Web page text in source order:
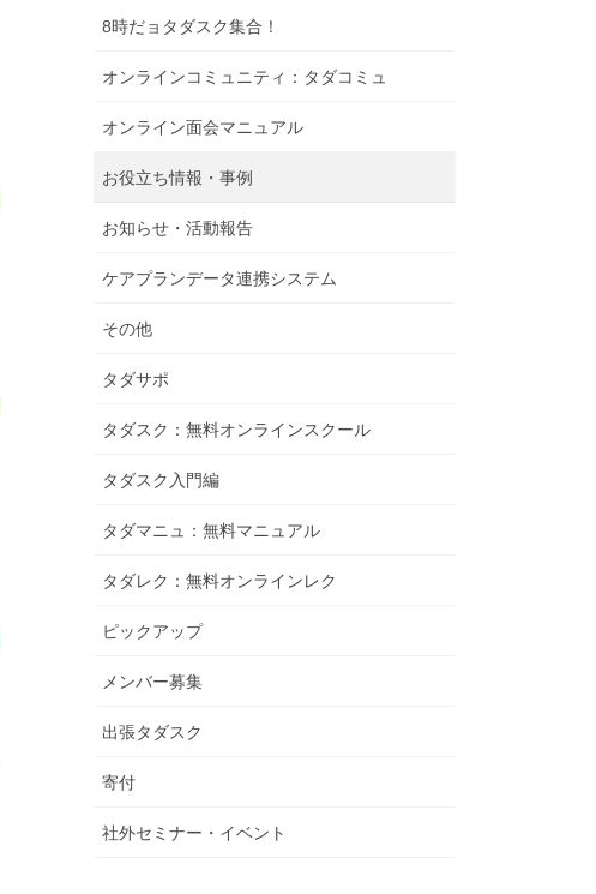
8時だョタダスク集合！
オンラインコミュニティ：タダコミュ
オンライン面会マニュアル
お役立ち情報・事例
お知らせ・活動報告
ケアプランデータ連携システム
その他
タダサポ
タダスク：無料オンラインスクール
タダスク入門編
タダマニュ：無料マニュアル
タダレク：無料オンラインレク
ピックアップ
メンバー募集
出張タダスク
寄付
社外セミナー・イベント